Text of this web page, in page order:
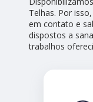
Telhas. Por
em contato e
dispostos a
trabalhos